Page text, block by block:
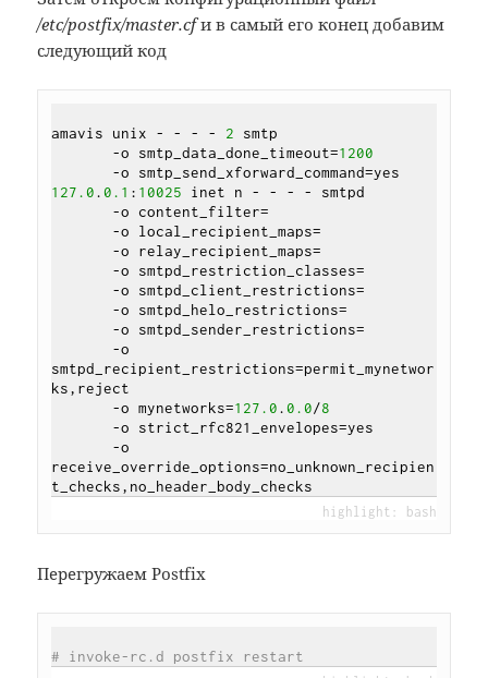
/etc/postfix/master.cfи в самый его конец добавим
следующий код
amavis unix - - - - 2 smtp
       -o smtp_data_done_timeout=
1200
127.0 .0.1 : 10025 inet n - - - - smtpd
smtpd_recipient_restrictions=permit_mynetwor
ks,reject
       -o mynetworks=
127.0 .0.0/8
receive_override_options=no_unknown_recipien
Перегружаем Postfix
# invoke-rc.d postfix restart